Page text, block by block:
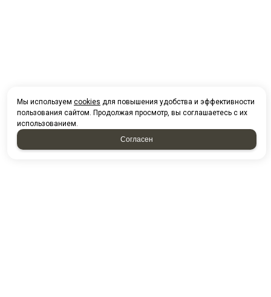
Мы используем cookies для повышения удобства и эффективности
пользования сайтом. Продолжая просмотр, вы соглашаетесь с их
использованием.
Согласен